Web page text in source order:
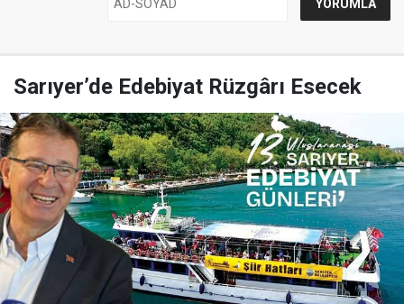
Sarıyer’de Edebiyat Rüzgârı Esecek